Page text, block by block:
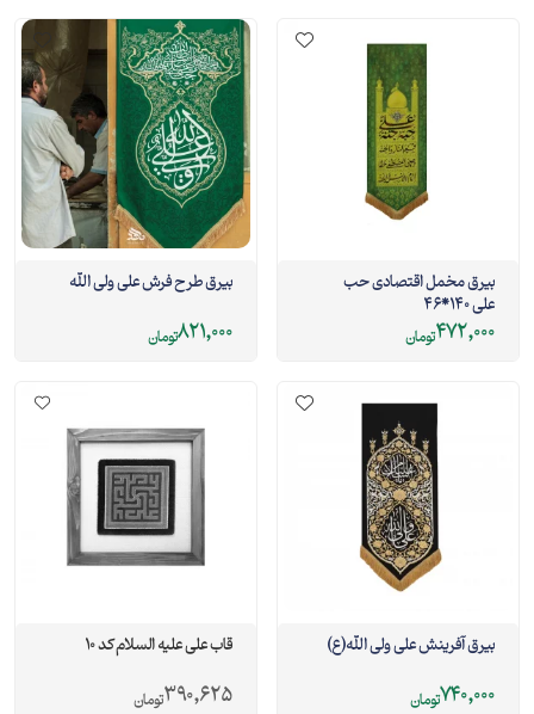
بیرق مخمل اقتصادی حب
علی 140*46
472,000تومان
بیرق طرح فرش علی ولی الله
821,000تومان
بیرق آفرینش علی ولی الله(ع)
740,000تومان
قاب علی علیه السلام کد 10
390,625تومان